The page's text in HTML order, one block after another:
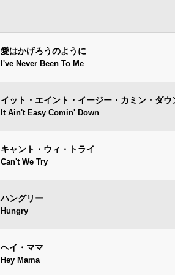
愛はかげろうのように
I've Never Been To Me
イット・エイント・イージー・カミン・ダウ
It Ain't Easy Comin' Down
キャント・ウィ・トライ
Can't We Try
ハングリー
Hungry
ヘイ・ママ
Hey Mama